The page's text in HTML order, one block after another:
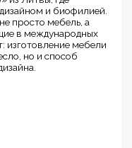
и биофилией.
просто мебель, а
в международных
изготовление мебели
но и способ